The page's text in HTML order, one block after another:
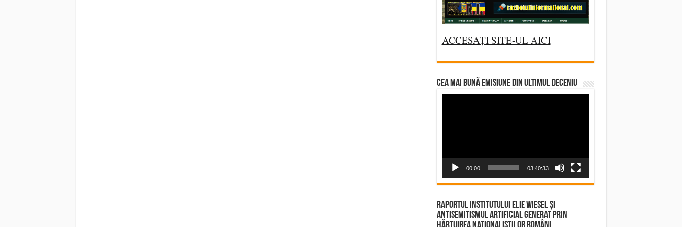
ACCESAȚI SITE-UL AICI
CEA MAI BUNĂ EMISIUNE DIN ULTIMUL DECENIU
00:00 03:40:33
Raportul Institutului Elie Wiesel și
Antisemitismul Artificial Generat prin